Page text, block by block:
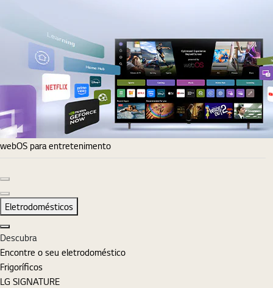
webOS para entretenimento
Diapositivo seguinte
Eletrodomésticos
Fechar
Descubra
Encontre o seu eletrodoméstico
Frigoríficos
LG SIGNATURE